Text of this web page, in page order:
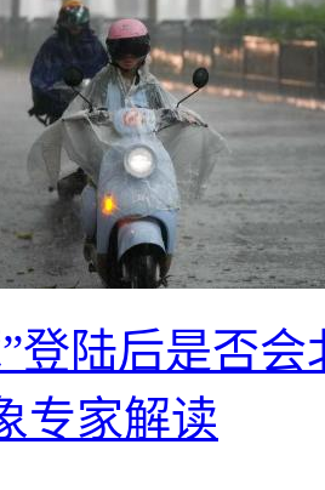
登陆后是否
专家解读